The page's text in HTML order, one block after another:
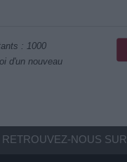
: 1000
d'un nouveau
RETROUVEZ-NOUS SUR